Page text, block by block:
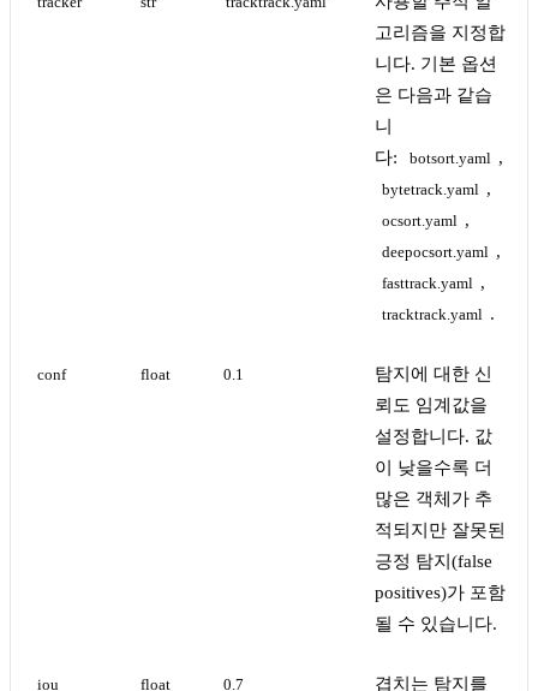
고리즘을 지정합
니다. 기본 옵션
은 다음과 같습
니
다:
botsort.yaml ,
bytetrack.yaml ,
ocsort.yaml ,
deepocsort.yaml ,
fasttrack.yaml ,
tracktrack.yaml .
conf float 0.1
탐지에 대한 신
뢰도 임계값을
설정합니다. 값
이 낮을수록 더
많은 객체가 추
적되지만 잘못된
긍정 탐지(false
positives)가 포함
될 수 있습니다.
iou float 0.7
겹치는 탐지를